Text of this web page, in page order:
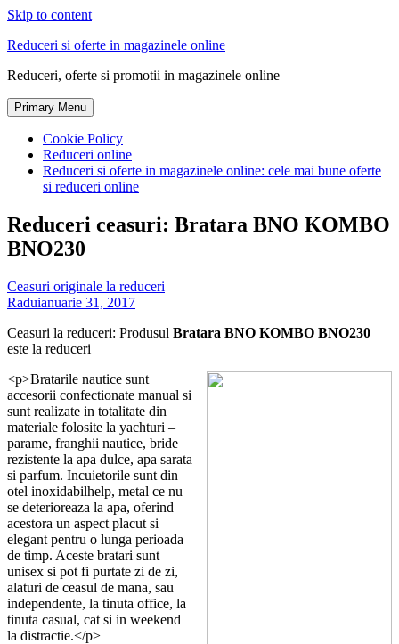
Skip to content
Reduceri si oferte in magazinele online
Reduceri, oferte si promotii in magazinele online
Primary Menu
Cookie Policy
Reduceri online
Reduceri si oferte in magazinele online: cele mai bune oferte
si reduceri online
Reduceri ceasuri: Bratara BNO KOMBO
BNO230
Ceasuri originale la reduceri
Raduianuarie 31, 2017
Ceasuri la reduceri: Produsul Bratara BNO KOMBO BNO230
este la reduceri
<p>Bratarile nautice sunt
accesorii confectionate manual si
sunt realizate in totalitate din
materiale folosite la yachturi –
parame, franghii nautice, bride
rezistente la apa dulce, apa sarata
si parfum. Incuietorile sunt din
otel inoxidabilhelp, metal ce nu
se deterioreaza la apa, oferind
acestora un aspect placut si
elegant pentru o lunga perioada
de timp. Aceste bratari sunt
unisex si pot fi purtate zi de zi,
alaturi de ceasul de mana, sau
independente, la tinuta office, la
tinuta casual, cat si in weekend
la distractie.</p>